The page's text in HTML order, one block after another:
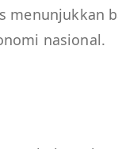
menunjukkan
nasional.